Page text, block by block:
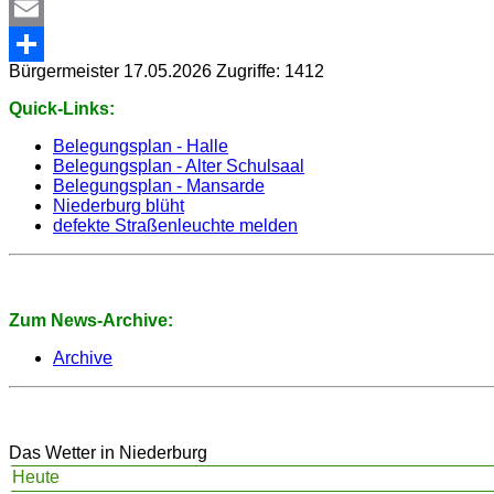
WhatsApp
Email
Share
Bürgermeister 17.05.2026 Zugriffe: 1412
Quick-Links:
Belegungsplan - Halle
Belegungsplan - Alter Schulsaal
Belegungsplan - Mansarde
Niederburg blüht
defekte Straßenleuchte melden
Zum News-Archive:
Archive
Das Wetter in Niederburg
Heute